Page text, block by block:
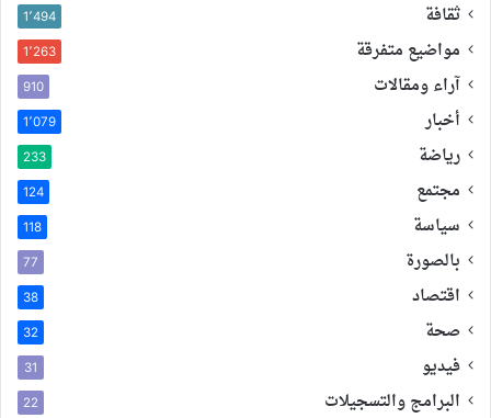
ثقافة 1٬494
مواضيع متفرقة 1٬263
آراء ومقالات 910
أخبار 1٬079
رياضة 233
مجتمع 124
سياسة 118
بالصورة 77
اقتصاد 38
صحة 32
فيديو 31
البرامج والتسجيلات 22